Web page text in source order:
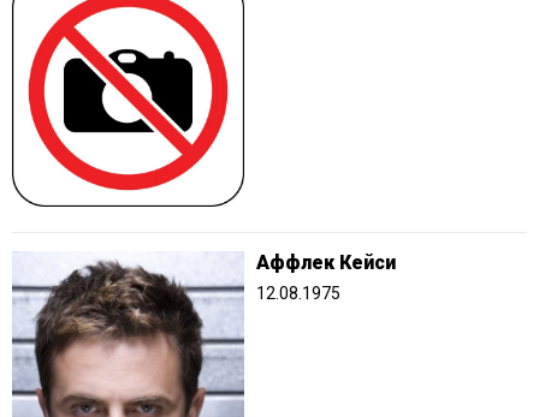
Аффлек Кейси
12.08.1975